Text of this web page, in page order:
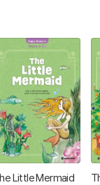
Little Mermaid